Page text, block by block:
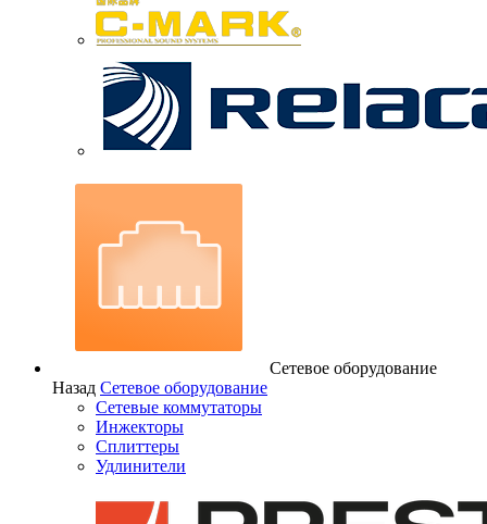
Сетевое оборудование
Назад Сетевое оборудование
Сетевые коммутаторы
Инжекторы
Сплиттеры
Удлинители